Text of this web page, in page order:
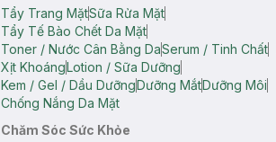
Tẩy Trang MặtSữa Rửa Mặt
Tẩy Tế Bào Chết Da Mặt
Toner / Nước Cân Bằng DaSerum / Tinh Chất
Xịt KhoángLotion / Sữa Dưỡng
Kem / Gel / Dầu DưỡngDưỡng MắtDưỡng Môi
Chống Nắng Da Mặt
Chăm Sóc Sức Khỏe